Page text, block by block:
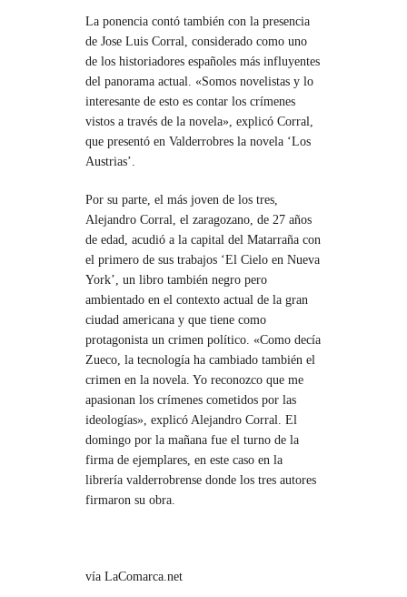
La ponencia contó también con la presencia
de Jose Luis Corral, considerado como uno
de los historiadores españoles más influyentes
del panorama actual. «Somos novelistas y lo
interesante de esto es contar los crímenes
vistos a través de la novela», explicó Corral,
que presentó en Valderrobres la novela ‘Los
Austrias’.
Por su parte, el más joven de los tres,
Alejandro Corral, el zaragozano, de 27 años
de edad, acudió a la capital del Matarraña con
el primero de sus trabajos ‘El Cielo en Nueva
York’, un libro también negro pero
ambientado en el contexto actual de la gran
ciudad americana y que tiene como
protagonista un crimen político. «Como decía
Zueco, la tecnología ha cambiado también el
crimen en la novela. Yo reconozco que me
apasionan los crímenes cometidos por las
ideologías», explicó Alejandro Corral. El
domingo por la mañana fue el turno de la
firma de ejemplares, en este caso en la
librería valderrobrense donde los tres autores
firmaron su obra.
vía LaComarca.net